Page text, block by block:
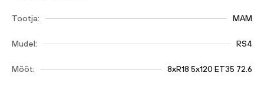
Tootja: MAM
Mudel: RS4
Mõõt: 8xR18 5x120 ET35 72.6